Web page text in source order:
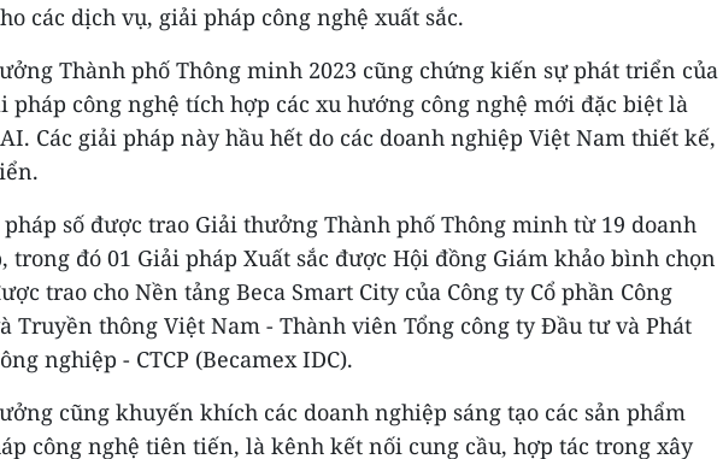
các dịch vụ, giải pháp công nghệ xuất sắc.
Thành phố Thông minh 2023 cũng chứng kiến sự phát triển của
pháp công nghệ tích hợp các xu hướng công nghệ mới đặc biệt là
Các giải pháp này hầu hết do các doanh nghiệp Việt Nam thiết kế,
pháp số được trao Giải thưởng Thành phố Thông minh từ 19 doanh
trong đó 01 Giải pháp Xuất sắc được Hội đồng Giám khảo bình chọn
trao cho Nền tảng Beca Smart City của Công ty Cổ phần Công
Truyền thông Việt Nam - Thành viên Tổng công ty Đầu tư và Phát
nghiệp - CTCP (Becamex IDC).
cũng khuyến khích các doanh nghiệp sáng tạo các sản phẩm
công nghệ tiên tiến, là kênh kết nối cung cầu, hợp tác trong xây